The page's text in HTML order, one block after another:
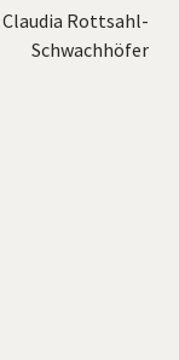
Claudia Rottsahl-
Schwachhöfer